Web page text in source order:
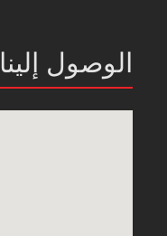
الوصول إلينا